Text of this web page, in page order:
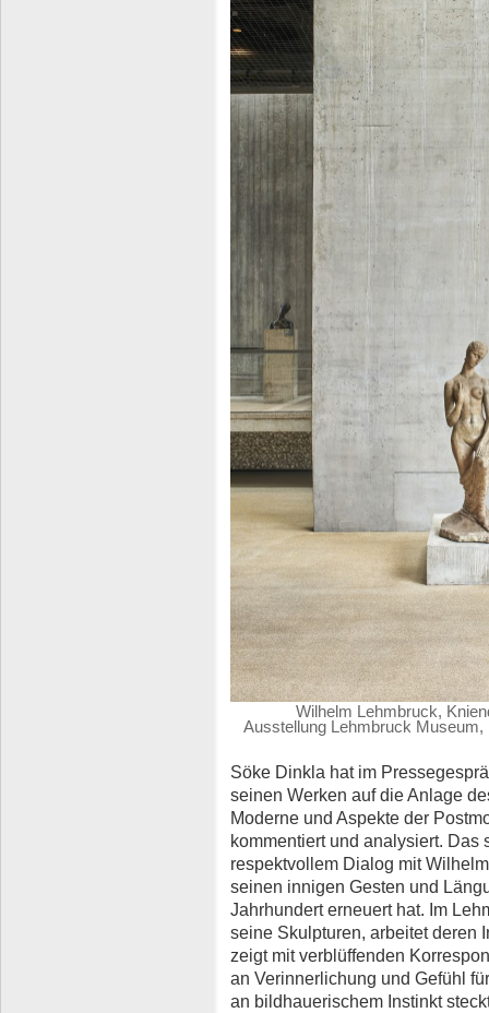
Wilhelm Lehmbruck,
Ausstellung Lehmbruck
Söke Dinkla hat im
seinen Werken auf die Anlage
Moderne und Aspekte der
kommentiert und analysiert. Das
respektvollem Dialog mit
seinen innigen Gesten und
Jahrhundert erneuert hat. Im
seine Skulpturen, arbeitet deren
zeigt mit verblüffenden
an Verinnerlichung und Gefühl
an bildhauerischem Instinkt